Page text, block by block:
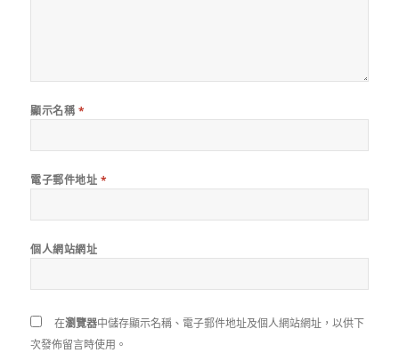
顯示名稱 *
電子郵件地址 *
個人網站網址
在瀏覽器中儲存顯示名稱、電子郵件地址及個人網站網址，以供下
次發佈留言時使用。